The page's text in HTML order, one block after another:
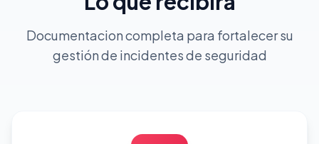
Documentacion completa para fortalecer su
gestión de incidentes de seguridad